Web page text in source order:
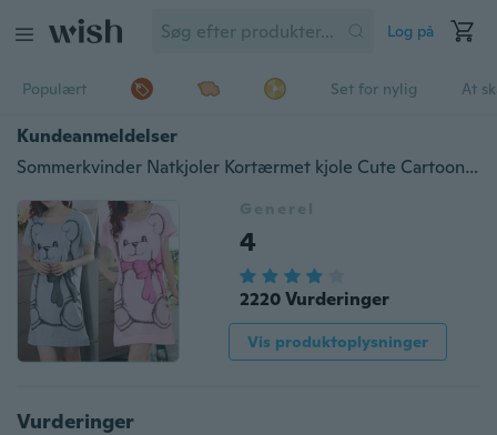
Log på
Populært Set for nylig At
Kundeanmeldelser
Sommerkvinder Natkjoler Kortærmet kjole Cute Cartoon Bear Printed Sleepwear
Generel
4
2220 Vurderinger
Vis produktoplysninger
Vurderinger